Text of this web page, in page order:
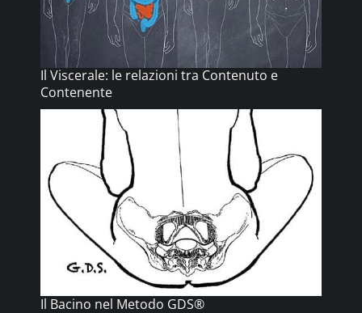
Il Viscerale: le relazioni tra Contenuto e
Contenente
Il Bacino nel Metodo GDS®